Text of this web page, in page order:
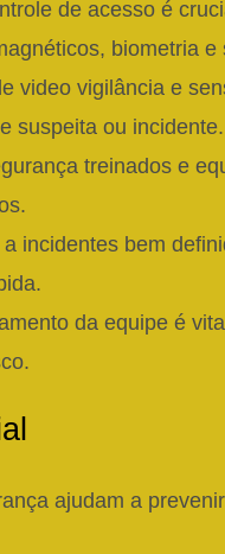
de acesso é
biometria
video vigilância e
suspeita ou incidente.
treinados e
incidentes bem
da equipe é
ajudam a